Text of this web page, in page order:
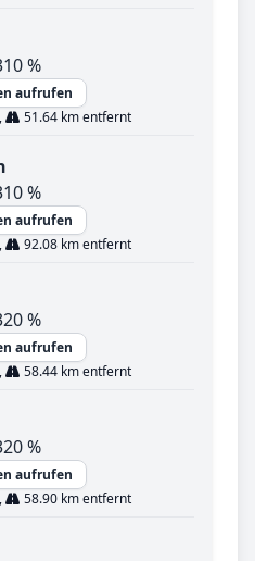
%
aufrufen
51.64 km entfernt
%
aufrufen
92.08 km entfernt
%
aufrufen
58.44 km entfernt
%
aufrufen
58.90 km entfernt